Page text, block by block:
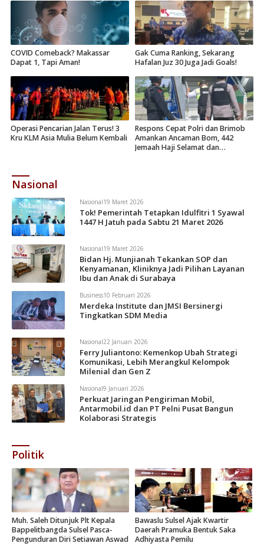
COVID Comeback? Makassar
Dapat 1, Tapi Aman!
Gak Cuma Ranking, Sekarang
Hafalan Juz 30 Juga Jadi Goals!
Operasi Pencarian Jalan Terus! 3
Kru KLM Asia Mulia Belum Kembali
Respons Cepat Polri dan Brimob
Amankan Ancaman Bom, 442
Jemaah Haji Selamat dan
Nasional
Nasional19 Maret 2026
Tok! Pemerintah Tetapkan Idulfitri 1 Syawal
1447 H Jatuh pada Sabtu 21 Maret 2026
Nasional19 Maret 2026
Bidan Hj. Munjianah Tekankan SOP dan
Kenyamanan, Kliniknya Jadi Pilihan Layanan
Ibu dan Anak di Surabaya
Business10 Februari 2026
Merdeka Institute dan JMSI Bersinergi
Tingkatkan SDM Media
Nasional22 Januari 2026
Ferry Juliantono: Kemenkop Ubah Strategi
Komunikasi, Lebih Merangkul Kelompok
Milenial dan Gen Z
Nasional9 Januari 2026
Perkuat Jaringan Pengiriman Mobil,
Antarmobil.id dan PT Pelni Pusat Bangun
Kolaborasi Strategis
Politik
Muh. Saleh Ditunjuk Plt Kepala
Bappelitbangda Sulsel Pasca-
Pengunduran Diri Setiawan Aswad
Bawaslu Sulsel Ajak Kwartir
Daerah Pramuka Bentuk Saka
Adhiyasta Pemilu